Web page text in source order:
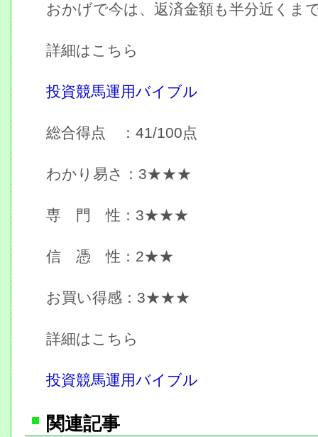
おかげで今は、返済金額も半分近くま
詳細はこちら
投資競馬運用バイブル
総合得点 ：41/100点
わかり易さ：3★★★
専 門 性：3★★★
信 憑 性：2★★
お買い得感：3★★★
詳細はこちら
投資競馬運用バイブル
関連記事